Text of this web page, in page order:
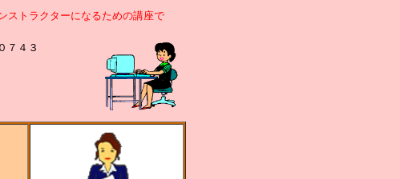
トラクターになるための講座で
４３